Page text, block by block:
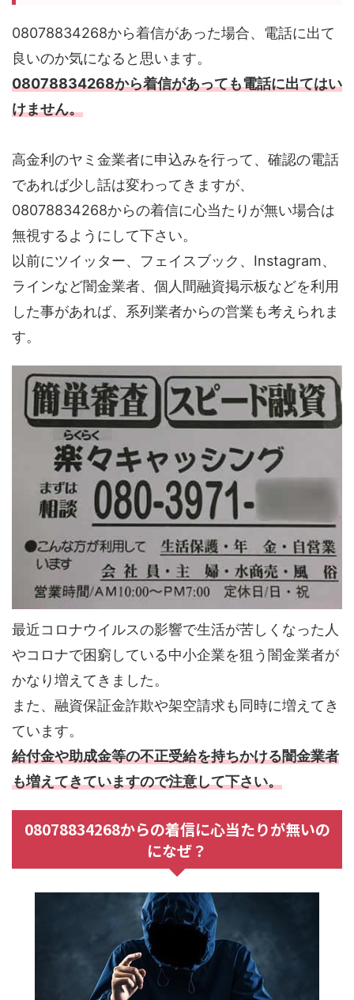
08078834268から着信があった場合、電話に出て
良いのか気になると思います。
08078834268から着信があっても電話に出てはい
けません。
高金利のヤミ金業者に申込みを行って、確認の電話
であれば少し話は変わってきますが、
08078834268からの着信に心当たりが無い場合は
無視するようにして下さい。
以前にツイッター、フェイスブック、Instagram、
ラインなど闇金業者、個人間融資掲示板などを利用
した事があれば、系列業者からの営業も考えられま
す。
最近コロナウイルスの影響で生活が苦しくなった人
やコロナで困窮している中小企業を狙う闇金業者が
かなり増えてきました。
また、融資保証金詐欺や架空請求も同時に増えてき
ています。
給付金や助成金等の不正受給を持ちかける闇金業者
も増えてきていますので注意して下さい。
08078834268からの着信に心当たりが無いの
になぜ？